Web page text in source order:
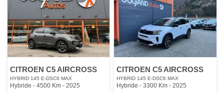
CITROEN C5 AIRCROSS
HYBRID 145 E-DSC6 MAX
Hybride - 4500 Km - 2025
CITROEN C5 AIRCROSS
HYBRID 145 E-DSC6 MAX
Hybride - 3300 Km- 2025